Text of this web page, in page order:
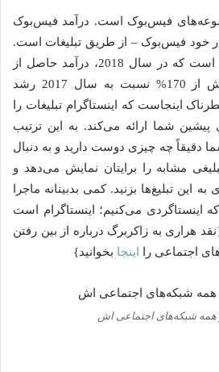
فیس‌بوک است. درآمد فیس‌بوک
خود فیس‌بوک – از طریق تبلیغات است.
این تبلیغات آنقدر سودآور است که در سال 2018، درآمد حاصل از
تبلیغات در اینستاگرام بیش از 170% نسبت به سال 2017 رشد
اینجاست که اینستاگرام تبلیغات را
پیشین شما ارائه می‌کند. به این ترتیب
دقیقاً چه چیزی دوست دارید و به دنبال
مشابه را برایتان نمایش می‌دهد و
تبلیغ‌ها بزنید. کمی بدبینانه ماجرا
اینستاگردی می‌کنیم؛ اینستاگرام است
هراری به زاکربرگ درباره از بین رفتن
اجتماعی را
اینجا بخوانید}
همه شبکه‌های اجتماعی اش